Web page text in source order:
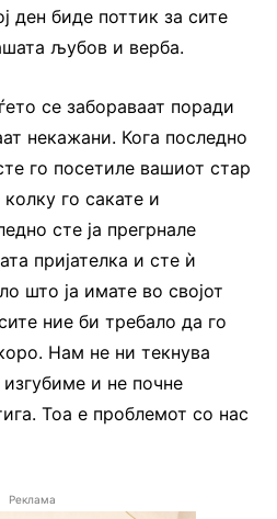
ден биде поттик за сите
љубов и верба.
се забораваат поради
некажани. Кога последно
го посетиле вашиот стар
го сакате и
сте ја прегрнале
пријателка и сте ѝ
што ја имате во својот
ние би требало да го
Нам не ни текнува
и не почне
Тоа е проблемот со нас
Реклама